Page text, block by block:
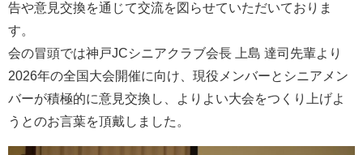
告や意見交換を通じて交流を図らせていただいておりま
す。
会の冒頭では神戸JCシニアクラブ会長 上島 達司先輩より
2026年の全国大会開催に向け、現役メンバーとシニアメン
バーが積極的に意見交換し、よりよい大会をつくり上げよ
うとのお言葉を頂戴しました。